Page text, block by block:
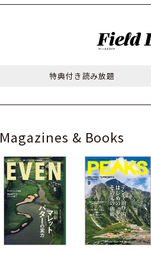
特典付き読み放題
Magazines & Books